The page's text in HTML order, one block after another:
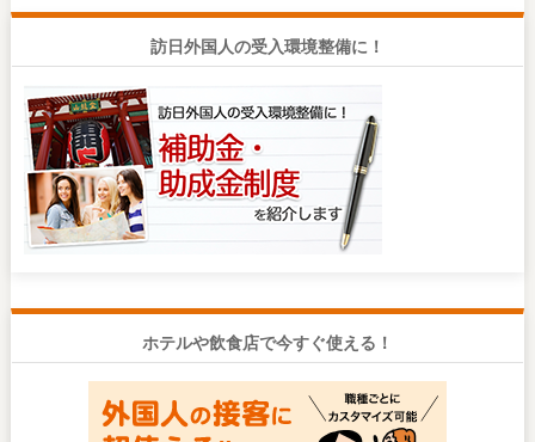
訪日外国人の受入環境整備に！
ホテルや飲食店で今すぐ使える！